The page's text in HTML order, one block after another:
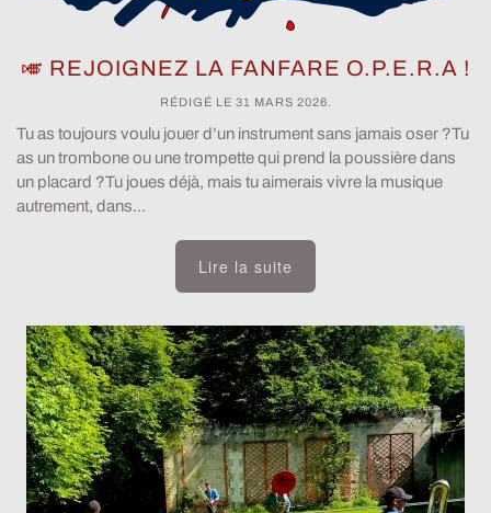
🎺 REJOIGNEZ LA FANFARE O.P.E.R.A !
RÉDIGÉ LE 31 MARS 2026
Tu as toujours voulu jouer d’un instrument sans jamais oser ?Tu
as un trombone ou une trompette qui prend la poussière dans
un placard ?Tu joues déjà, mais tu aimerais vivre la musique
autrement, dans...
Lire la suite